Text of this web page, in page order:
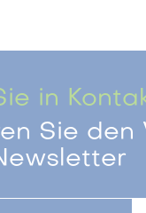
in
Sie den